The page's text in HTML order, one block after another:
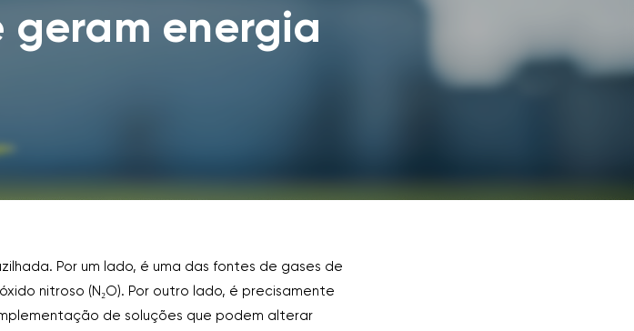
geram energia
Por um lado, é uma das fontes de gases de
nitroso (N₂O). Por outro lado, é precisamente
de soluções que podem alterar